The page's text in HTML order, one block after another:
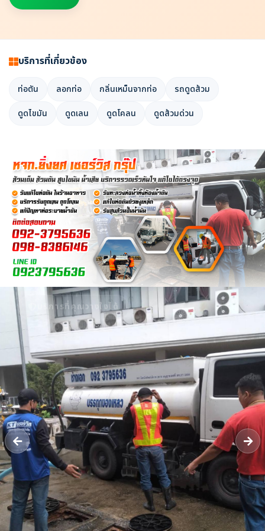
บริการที่เกี่ยวข้อง
ท่อตัน ลอกท่อ กลิ่นเหม็นจากท่อ
รถดูดส้วม
ดูดไขมัน
ดูดเลน ดูดโคลน ดูดส้วมด่วน
บริการที่คุณวางใจได้
รับดูดส้วม 24 ชั่วโมง - หจก.ยิ่งยศ
เซอร์วิส กรุ๊ป | ให้บริการรับดูดส้วม
แก้ปัญหาท่อตัน ลอกท่อระบายน้ำ ใน
เขตจังหวัดนนทบุรี มีใบกำจัด ทิ้งสิ่ง
ปฏิกูล แบบถูกกฏหมาย
รถดูดส้วม​นนทบุรี รับดูดสิ่งปฏิกูล​ แก้ไขท่อตันทุกชนิด​ ลอกท่อระบายน้ำ​
บริการส่งน้ำ รับงานในเขตจังหวัดนนทบุรี รถบรรทุกเฉพาะกิจ​ (กำจัดสิ่ง
ปฏิกูล)​ ได้รับใบอนุญาตให้รับทำการเก็บขน​ [..]
โทร 09-23795636 แชท LINE ติดต่อเรา